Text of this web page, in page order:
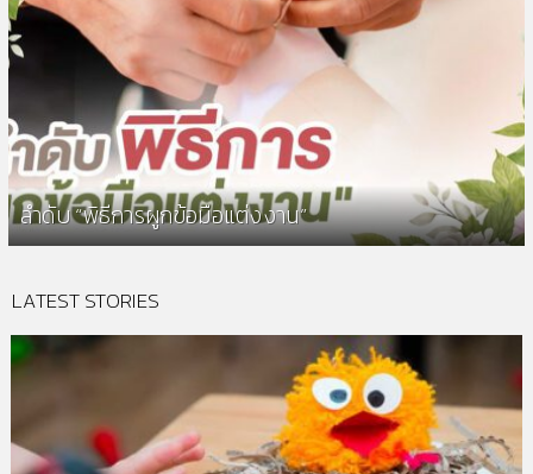
ลำดับ “พิธีการผูกข้อมือแต่งงาน”
LATEST STORIES